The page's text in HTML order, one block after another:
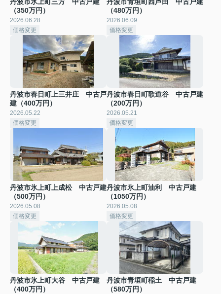
（350万円）
2026.06.28
価格変更
（480万円）
2026.06.09
価格変更
丹波市春日町上三井庄 中古戸
建（400万円）
2026.05.22
価格変更
丹波市春日町歌道谷 中古戸建
（200万円）
2026.05.21
価格変更
丹波市氷上町上成松 中古戸建
（500万円）
2026.05.08
価格変更
丹波市氷上町油利 中古戸建
（1050万円）
2026.05.08
価格変更
丹波市氷上町大谷 中古戸建
（400万円）
丹波市青垣町稲土 中古戸建
（580万円）